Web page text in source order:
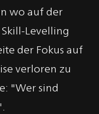
wo auf der
Levelling
der Fokus auf
verloren zu
"Wer sind